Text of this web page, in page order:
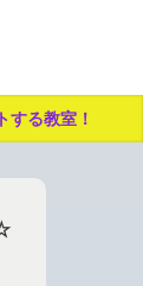
する教室！